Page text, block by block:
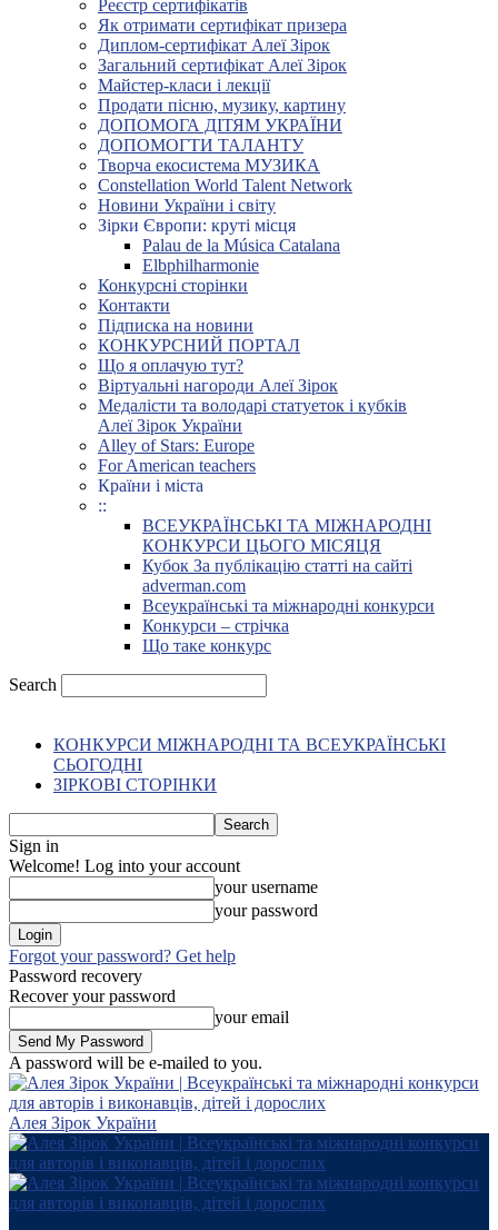
Реєстр сертифікатів
Як отримати сертифікат призера
Диплом-сертифікат Алеї Зірок
Загальний сертифікат Алеї Зірок
Майстер-класи і лекції
Продати пісню, музику, картину
ДОПОМОГА ДІТЯМ УКРАЇНИ
ДОПОМОГТИ ТАЛАНТУ
Творча екосистема МУЗИКА
Constellation World Talent Network
Новини України і світу
Зірки Європи: круті місця
Palau de la Música Catalana
Elbphilharmonie
Конкурсні сторінки
Контакти
Підписка на новини
КОНКУРСНИЙ ПОРТАЛ
Що я оплачую тут?
Віртуальні нагороди Алеї Зірок
Медалісти та володарі статуеток і кубків
Алеї Зірок України
Alley of Stars: Europe
For American teachers
Країни і міста
::
ВСЕУКРАЇНСЬКІ ТА МІЖНАРОДНІ
КОНКУРСИ ЦЬОГО МІСЯЦЯ
Кубок За публікацію статті на сайті
adverman.com
Всеукраїнські та міжнародні конкурси
Конкурси – стрічка
Що таке конкурс
Search
КОНКУРСИ МІЖНАРОДНІ ТА ВСЕУКРАЇНСЬКІ
СЬОГОДНІ
ЗІРКОВІ СТОРІНКИ
Sign in
Welcome! Log into your account
your username
your password
Forgot your password? Get help
Password recovery
Recover your password
your email
A password will be e-mailed to you.
Алея Зірок України